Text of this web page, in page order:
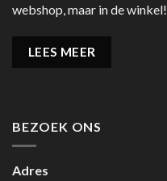
webshop, maar in de winkel!
LEES MEER
BEZOEK ONS
Adres